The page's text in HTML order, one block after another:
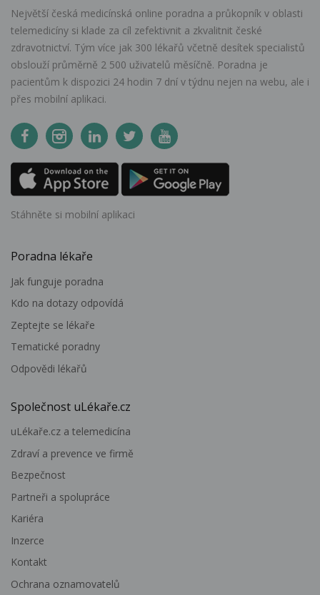
Největší česká medicínská online poradna a průkopník v oblasti
telemedicíny si klade za cíl zefektivnit a zkvalitnit české
zdravotnictví. Tým více jak 300 lékařů včetně desítek specialistů
obslouží průměrně 2 500 uživatelů měsíčně. Poradna je
pacientům k dispozici 24 hodin 7 dní v týdnu nejen na webu, ale i
přes mobilní aplikaci.
Stáhněte si mobilní aplikaci
Poradna lékaře
Jak funguje poradna
Kdo na dotazy odpovídá
Zeptejte se lékaře
Tematické poradny
Odpovědi lékařů
Společnost uLékaře.cz
uLékaře.cz a telemedicína
Zdraví a prevence ve firmě
Bezpečnost
Partneři a spolupráce
Kariéra
Inzerce
Kontakt
Ochrana oznamovatelů